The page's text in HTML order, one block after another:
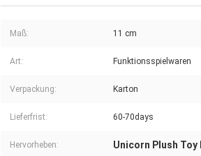
Maß: 11 cm
Art: Funktionsspielwaren
Verpackung: Karton
Lieferfrist: 60-70days
Hervorheben: Unicorn Plush